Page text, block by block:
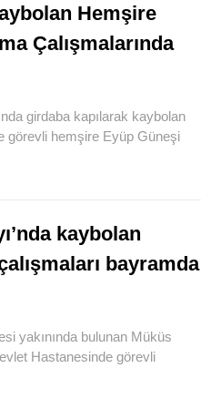
Hemşire
Çalışmalarında
girdaba kapılarak kaybolan
görevli hemşire Eyüp Güneşi
kaybolan
bayramda
yakınında bulunan Müküs
Hastanesinde görevli